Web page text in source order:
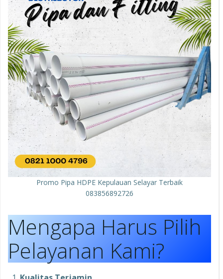
Promo Pipa HDPE Kepulauan Selayar Terbaik
083856892726
Mengapa Harus Pilih
Pelayanan Kami?